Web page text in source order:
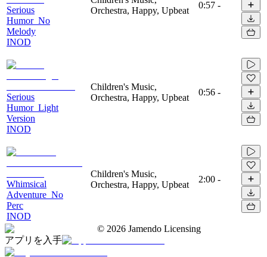
Serious
Humor_No
Melody
INOD
Orchestra, Happy, Upbeat
0:57 -
Serious
Humor_Light
Version
INOD
Children's Music,
Orchestra, Happy, Upbeat
0:56 -
Whimsical
Adventure_No
Perc
INOD
Children's Music,
Orchestra, Happy, Upbeat
2:00 -
© 2026 Jamendo Licensing
アプリを入手